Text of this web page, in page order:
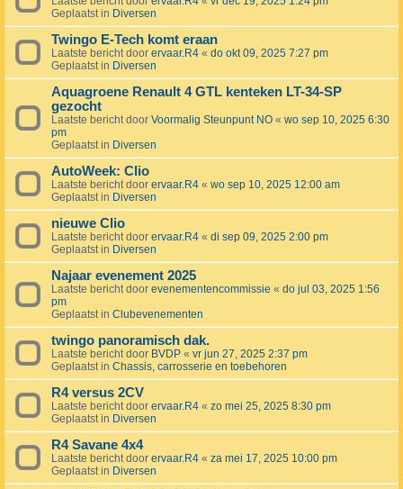
Geplaatst in Diversen
Twingo E-Tech komt eraan
Laatste bericht door ervaar.R4 « do okt 09, 2025 7:27 pm
Geplaatst in Diversen
Aquagroene Renault 4 GTL kenteken LT-34-SP
gezocht
Laatste bericht door Voormalig Steunpunt NO « wo sep 10, 2025 6:30
pm
Geplaatst in Diversen
AutoWeek: Clio
Laatste bericht door ervaar.R4 « wo sep 10, 2025 12:00 am
Geplaatst in Diversen
nieuwe Clio
Laatste bericht door ervaar.R4 « di sep 09, 2025 2:00 pm
Geplaatst in Diversen
Najaar evenement 2025
Laatste bericht door evenementencommissie « do jul 03, 2025 1:56
pm
Geplaatst in Clubevenementen
twingo panoramisch dak.
Laatste bericht door BVDP « vr jun 27, 2025 2:37 pm
Geplaatst in Chassis, carrosserie en toebehoren
R4 versus 2CV
Laatste bericht door ervaar.R4 « zo mei 25, 2025 8:30 pm
Geplaatst in Diversen
R4 Savane 4x4
Laatste bericht door ervaar.R4 « za mei 17, 2025 10:00 pm
Geplaatst in Diversen